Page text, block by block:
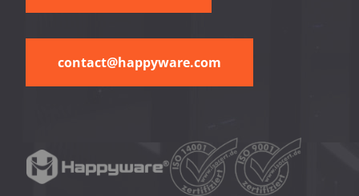
contact@happyware.com